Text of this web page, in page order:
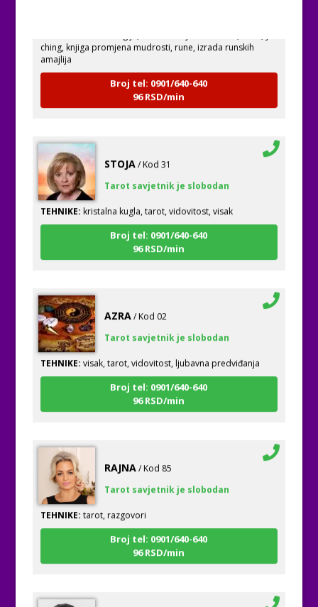
ching, knjiga promjena mudrosti, rune, izrada runskih
amajlija
Broj tel: 0901/640-640
96 RSD/min
STOJA / Kod 31
Tarot savjetnik je slobodan
TEHNIKE:kristalna kugla, tarot, vidovitost, visak
Broj tel: 0901/640-640
96 RSD/min
AZRA / Kod 02
Tarot savjetnik je slobodan
TEHNIKE:visak, tarot, vidovitost, ljubavna predviđanja
Broj tel: 0901/640-640
96 RSD/min
RAJNA / Kod 85
Tarot savjetnik je slobodan
TEHNIKE:tarot, razgovori
Broj tel: 0901/640-640
96 RSD/min